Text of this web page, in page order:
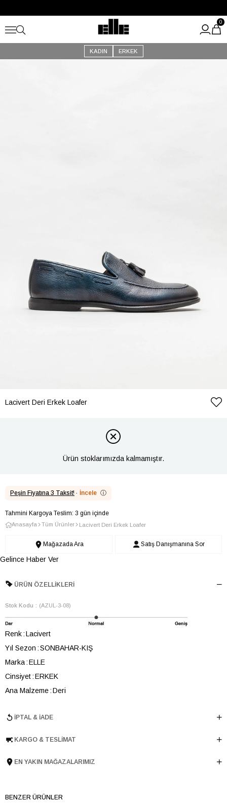
Kargo Ücretsiz!
KADIN ERKEK
0
Lacivert Deri Erkek Loafer
Ürün stoklarımızda kalmamıştır.
Peşin Fiyatına 3 Taksit! · İncele ⓘ
Tahmini Kargoya Teslim: 3 gün içinde
Anasayfa Tüm Ürünler Lacivert Deri Erkek Loafer
Mağazada Ara Satış Danışmanına Sor
Gelince Haber Ver
ÜRÜN ÖZELLIKLERI
Stok Kodu (AZUL-3-08)
Renk Lacivert
Yıl Sezon SONBAHAR-KIŞ
Marka ELLE
Cinsiyet ERKEK
Ana Malzeme Deri
Topuk Boyu 2 cm
Taban Yüksekliği 1 cm
İPTAL & İADE
KARGO & TESLIMAT
EN YAKIN MAĞAZALARIMIZ
BENZER ÜRÜNLER